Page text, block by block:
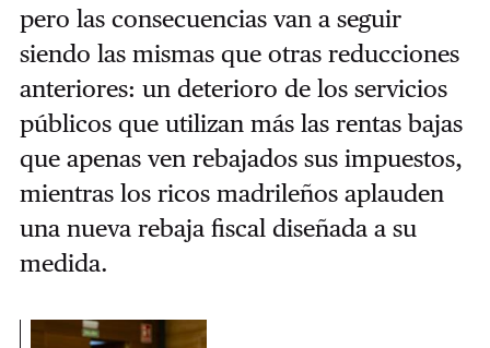
pero las consecuencias van a seguir
siendo las mismas que otras reducciones
anteriores: un deterioro de los servicios
públicos que utilizan más las rentas bajas
que apenas ven rebajados sus impuestos,
mientras los ricos madrileños aplauden
una nueva rebaja fiscal diseñada a su
medida.